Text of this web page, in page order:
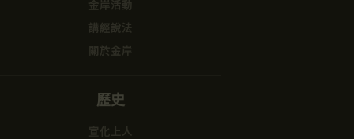
金岸活動
講經說法
關於金岸
歷史
宣化上人